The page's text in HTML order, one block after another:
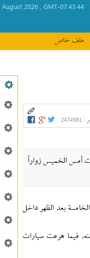
GMT-07:43:44
ملف خاص
2474981
مفخخة استهدفت أمس الخميس زواراً
إن "الانفجار وقع حوالى الخامسة بعد الظهر داخل
فيما هرعت سيارات